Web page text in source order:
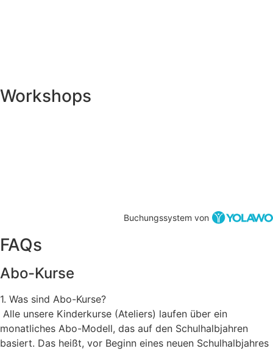
Workshops
Buchungssystem von
FAQs
Abo-Kurse
1. Was sind Abo-Kurse?
Alle unsere Kinderkurse (Ateliers) laufen über ein
monatliches Abo-Modell, das auf den Schulhalbjahren
basiert. Das heißt, vor Beginn eines neuen Schulhalbjahres